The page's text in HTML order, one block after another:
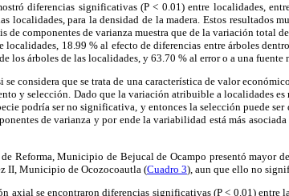
diferencias significativas (P < 0.01) entre localidades,
localidades, para la densidad de la madera. Estos resultados
de componentes de varianza muestra que de la variación total
localidades, 18.99 % al efecto de diferencias entre árboles
los árboles de las localidades, y 63.70 % al error o a una
se considera que se trata de una característica de valor
y selección. Dado que la variación atribuible a localidades
podría ser no significativa, y entonces la selección puede
de varianza y por ende la variabilidad está más
Reforma, Municipio de Bejucal de Ocampo presentó mayor
II, Municipio de Ocozocoautla (Cuadro 3), aun que ello no
axial se encontraron diferencias significativas (P < 0.01) entre